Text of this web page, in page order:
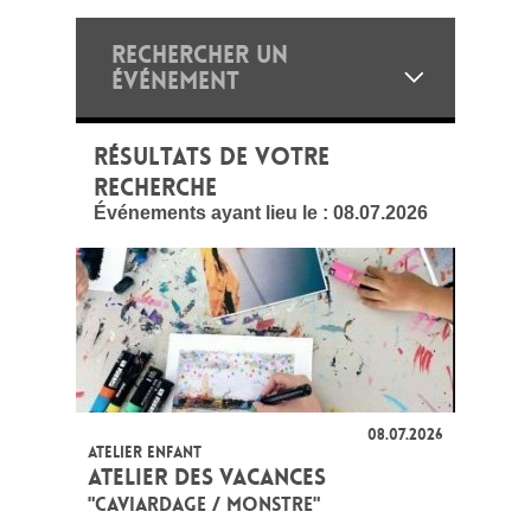
RECHERCHER UN
ÉVÉNEMENT
RÉSULTATS DE VOTRE
RECHERCHE
Événements ayant lieu le : 08.07.2026
08.07.2026
ATELIER ENFANT
ATELIER DES VACANCES
"CAVIARDAGE / MONSTRE"